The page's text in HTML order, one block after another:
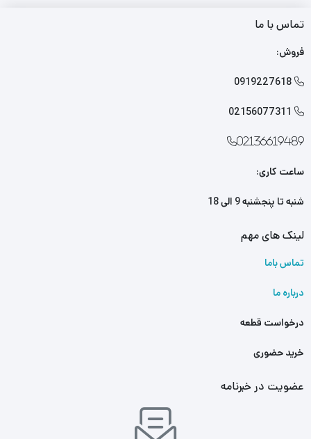
همچنین می توانید علاوه بر خرید دیاق سپر جلو لیفان 820 سایر
یدکی لیفان 820
تماس با ما
فروش:

0919227618

02156077311
02136619489
ساعت کاری:
شنبه تا پنجشنبه 9 الی 18
لینک های مهم
تماس باما
درباره ما
درخواست قطعه
خرید حضوری
عضویت در خبرنامه